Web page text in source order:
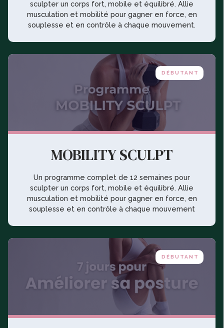
sculpter un corps fort, mobile et équilibré. Allie
musculation et mobilité pour gagner en force, en
souplesse et en contrôle à chaque mouvement.
DÉBUTANT
MOBILITY SCULPT
Un programme complet de 12 semaines pour
sculpter un corps fort, mobile et équilibré. Allie
musculation et mobilité pour gagner en force, en
souplesse et en contrôle à chaque mouvement
DÉBUTANT